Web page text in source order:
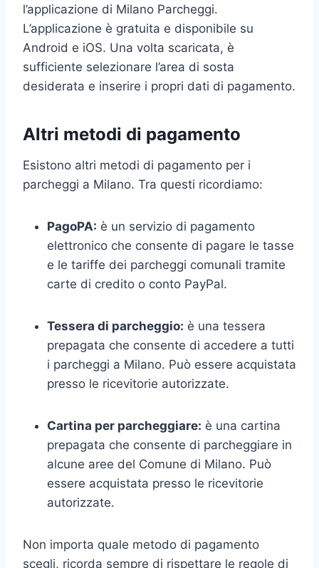
l’applicazione di Milano Parcheggi.
L’applicazione è gratuita e disponibile su
Android e iOS. Una volta scaricata, è
sufficiente selezionare l’area di sosta
desiderata e inserire i propri dati di pagamento.
Altri metodi di pagamento
Esistono altri metodi di pagamento per i
parcheggi a Milano. Tra questi ricordiamo:
PagoPA: è un servizio di pagamento
elettronico che consente di pagare le tasse
e le tariffe dei parcheggi comunali tramite
carte di credito o conto PayPal.
Tessera di parcheggio: è una tessera
prepagata che consente di accedere a tutti
i parcheggi a Milano. Può essere acquistata
presso le ricevitorie autorizzate.
Cartina per parcheggiare: è una cartina
prepagata che consente di parcheggiare in
alcune aree del Comune di Milano. Può
essere acquistata presso le ricevitorie
autorizzate.
Non importa quale metodo di pagamento
scegli, ricorda sempre di rispettare le regole di